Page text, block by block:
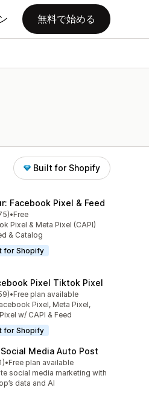
無料で始める
Built for Shopify
Facebook Pixel & Feed
中
ー数：175件
•Free
Pixel & Meta Pixel (CAPI)
& Catalog
for Shopify
Pixel Tiktok Pixel
中
ュー数：159件
•Free plan available
Pixel, Meta Pixel,
w/ CAPI & Feed
for Shopify
Media Auto Post
中
ュー数：31件
•Free plan available
social media marketing with
data and AI